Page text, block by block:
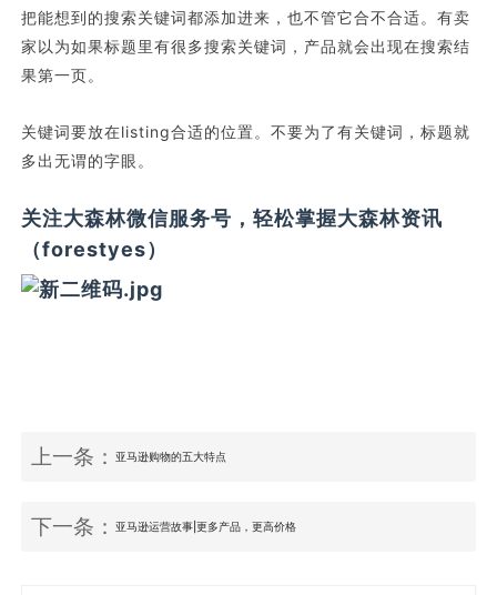
把能想到的搜索关键词都添加进来，也不管它合不合适。有卖
家以为如果标题里有很多搜索关键词，产品就会出现在搜索结
果第一页。
关键词要放在listing合适的位置。不要为了有关键词，标题就
多出无谓的字眼。
关注大森林微信服务号，轻松掌握大森林资讯
（forestyes）
上一条：亚马逊购物的五大特点
下一条：亚马逊运营故事|更多产品，更高价格